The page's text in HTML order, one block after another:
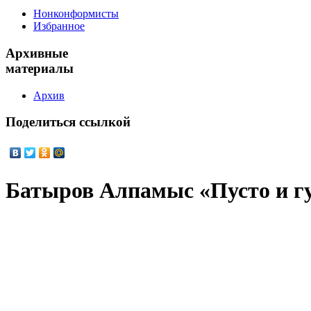
Нонконформисты
Избранное
Архивные
материалы
Архив
Поделиться ссылкой
Батыров Алпамыс «Пусто и